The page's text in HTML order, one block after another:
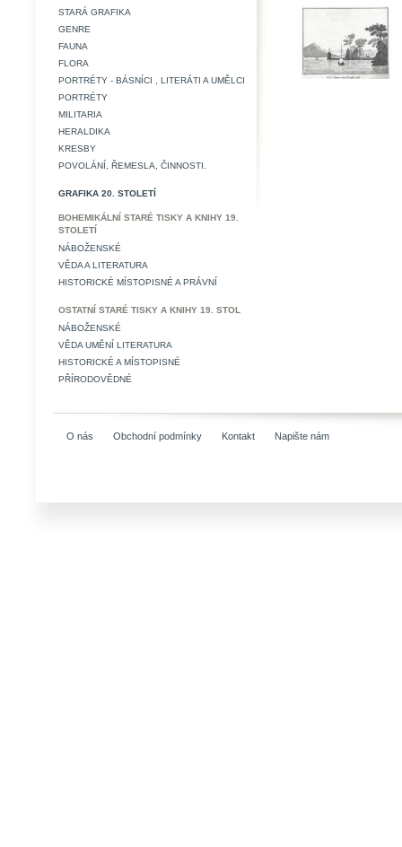
STARÁ GRAFIKA
GENRE
FAUNA
FLORA
PORTRÉTY - BÁSNÍCI , LITERÁTI A UMĚLCI
PORTRÉTY
MILITARIA
HERALDIKA
KRESBY
POVOLÁNÍ, ŘEMESLA, ČINNOSTI.
GRAFIKA 20. STOLETÍ
BOHEMIKÁLNÍ STARÉ TISKY A KNIHY 19.
STOLETÍ
NÁBOŽENSKÉ
VĚDA A LITERATURA
HISTORICKÉ MÍSTOPISNÉ A PRÁVNÍ
OSTATNÍ STARÉ TISKY A KNIHY 19. STOL
NÁBOŽENSKÉ
VĚDA UMĚNÍ LITERATURA
HISTORICKÉ A MÍSTOPISNÉ
PŘÍRODOVĚDNÉ
O nás Obchodní podmínky Kontakt Napište nám